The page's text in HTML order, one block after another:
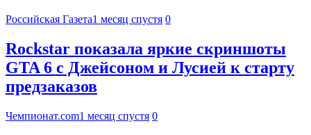
Российская Газета1 месяц спустя 0
Rockstar показала яркие скриншоты
GTA 6 с Джейсоном и Лусией к старту
предзаказов
Чемпионат.com1 месяц спустя 0